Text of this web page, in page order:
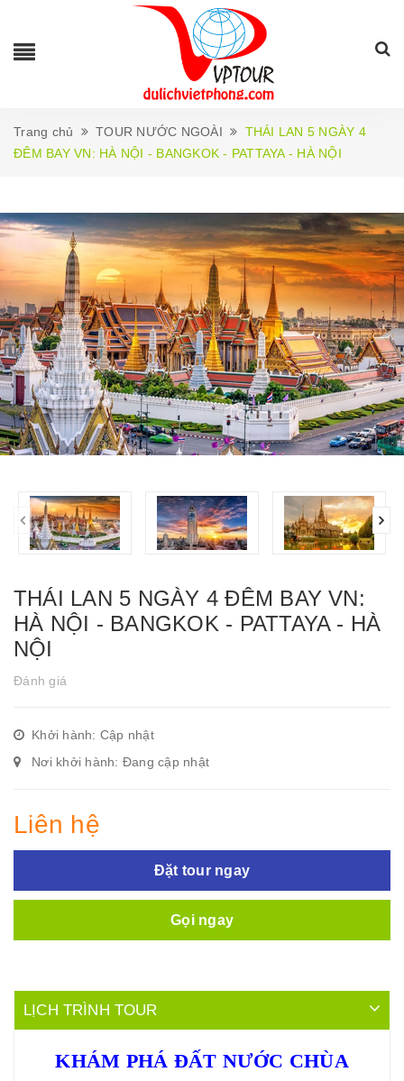
Trang chủ TOUR NƯỚC NGOÀI
THÁI LAN 5 NGÀY 4
ĐÊM BAY VN: HÀ NỘI - BANGKOK - PATTAYA - HÀ NỘI
THÁI LAN 5 NGÀY 4 ĐÊM BAY VN:
HÀ NỘI - BANGKOK - PATTAYA - HÀ
NỘI
Đánh giá
Khởi hành: Cập nhật
Nơi khởi hành: Đang cập nhật
Liên hệ
Đặt tour ngay
Gọi ngay
LỊCH TRÌNH TOUR
KHÁM PHÁ ĐẤT NƯỚC CHÙA